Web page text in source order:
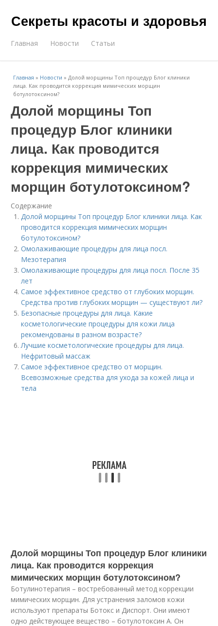
Секреты красоты и здоровья
Главная Новости Статьи
Главная » Новости »Долой морщины Топ процедур Блог клиники
лица. Как проводится коррекция мимических морщин
ботулотоксином?
Долой морщины Топ
процедур Блог клиники
лица. Как проводится
коррекция мимических
морщин ботулотоксином?
Содержание
Долой морщины Топ процедур Блог клиники лица. Как
проводится коррекция мимических морщин
ботулотоксином?
Омолаживающие процедуры для лица посл.
Мезотерапия
Омолаживающие процедуры для лица посл. После 35
лет
Самое эффективное средство от глубоких морщин.
Средства против глубоких морщин — существуют ли?
Безопасные процедуры для лица. Какие
косметологические процедуры для кожи лица
рекомендованы в разном возрасте?
Лучшие косметологические процедуры для лица.
Нефритовый массаж
Самое эффективное средство от морщин.
Всевозможные средства для ухода за кожей лица и
тела
Долой морщины Топ процедур Блог клиники
лица. Как проводится коррекция
мимических морщин ботулотоксином?
Ботулинотерапия – востребованный метод коррекции
мимических морщин. Для устранения заломов кожи
используют препараты Ботокс и Диспорт. Они имеют
одно действующее вещество – ботулотоксин А. Он